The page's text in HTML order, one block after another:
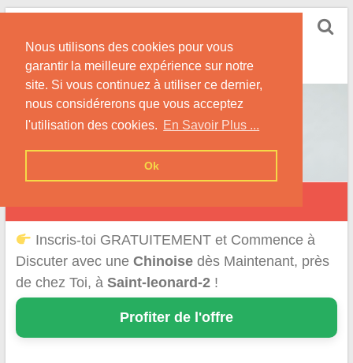
Nous utilisons des cookies pour vous
garantir la meilleure expérience sur notre
site. Si vous continuez à utiliser ce dernier,
nous considérerons que vous acceptez
l'utilisation des cookies. En Savoir Plus ...
Ok
Skip
content
Nos Conseils pour Rencontrer Une Femme
Originaire de Chine !
Inscris-toi GRATUITEMENT et Commence à
Discuter avec une Chinoisedès Maintenant, près
de chez Toi, à Saint-leonard-2!
Profiter de l'offre